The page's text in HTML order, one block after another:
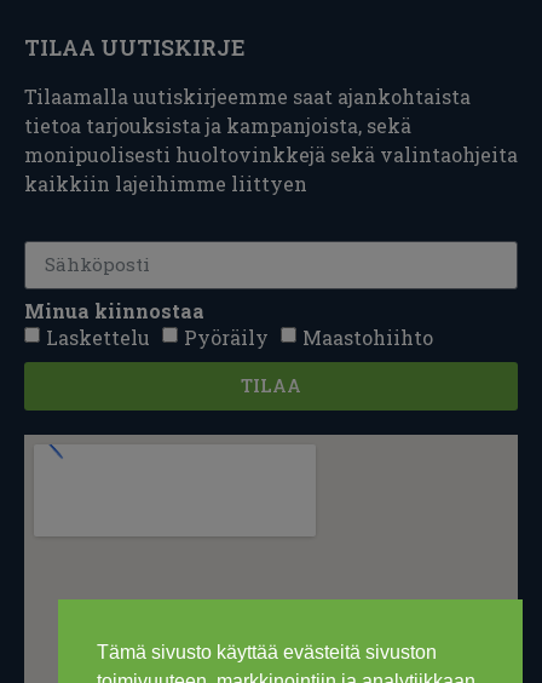
Tämä sivusto käyttää evästeitä sivuston
TILAA UUTISKIRJE
Tilaamalla uutiskirjeemme saat ajankohtaista
tietoa tarjouksista ja kampanjoista, sekä
monipuolisesti huoltovinkkejä sekä valintaohjeita
kaikkiin lajeihimme liittyen
Minua kiinnostaa
Laskettelu
Pyöräily Maastohiihto
TILAA